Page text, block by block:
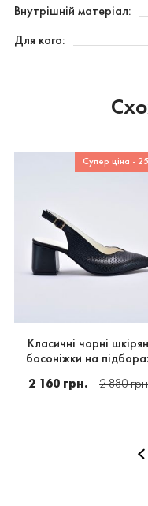
Внутрішній матеріал:
Для кого:
Супер ціна -
Класичні чорні
босоніжки на
2 160 грн. 2 880